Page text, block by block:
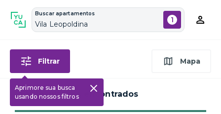
Buscar apartamentos
Vila Leopoldina 1
Filtrar
Aprimore sua busca
usando nossos filtros
Mapa
SEM resultados encontrados